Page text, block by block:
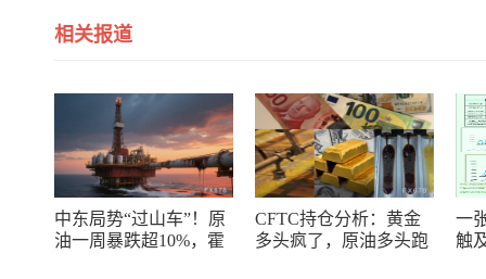
相关报道
中东局势“过山车”！原
油一周暴跌超10%，霍
CFTC持仓分析：黄金
多头疯了，原油多头跑
一
触